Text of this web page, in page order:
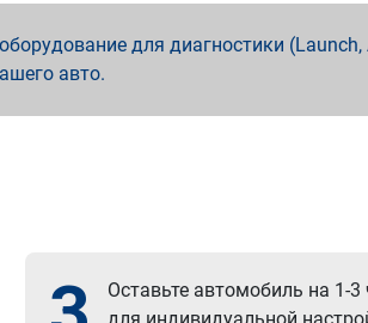
для диагностики (Launch,
авто.
Оставьте автомобиль на 1-3